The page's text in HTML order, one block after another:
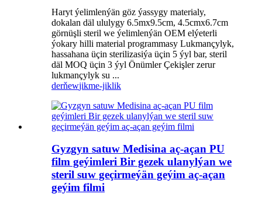
Haryt ýelimlenýän göz ýassygy materialy,
dokalan däl ululygy 6.5mx9.5cm, 4.5cmx6.7cm
görnüşli steril we ýelimlenýän OEM elýeterli
ýokary hilli material programmasy Lukmançylyk,
hassahana üçin sterilizasiýa üçin 5 ýyl bar, steril
däl MOQ üçin 3 ýyl Önümler Çekişler zerur
lukmançylyk su ...
derňewjikme-jiklik
Gyzgyn satuw Medisina aç-açan PU
film geýimleri Bir gezek ulanylýan we
steril suw geçirmeýän geýim aç-açan
geýim filmi